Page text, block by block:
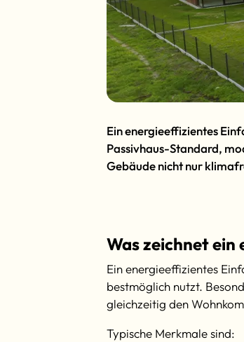
Ein energieeffizientes
Passivhaus-Standard,
Gebäude nicht nur
Was zeichnet ein
Ein energieeffizientes
bestmöglich nutzt.
gleichzeitig den
Typische Merkmale sind: